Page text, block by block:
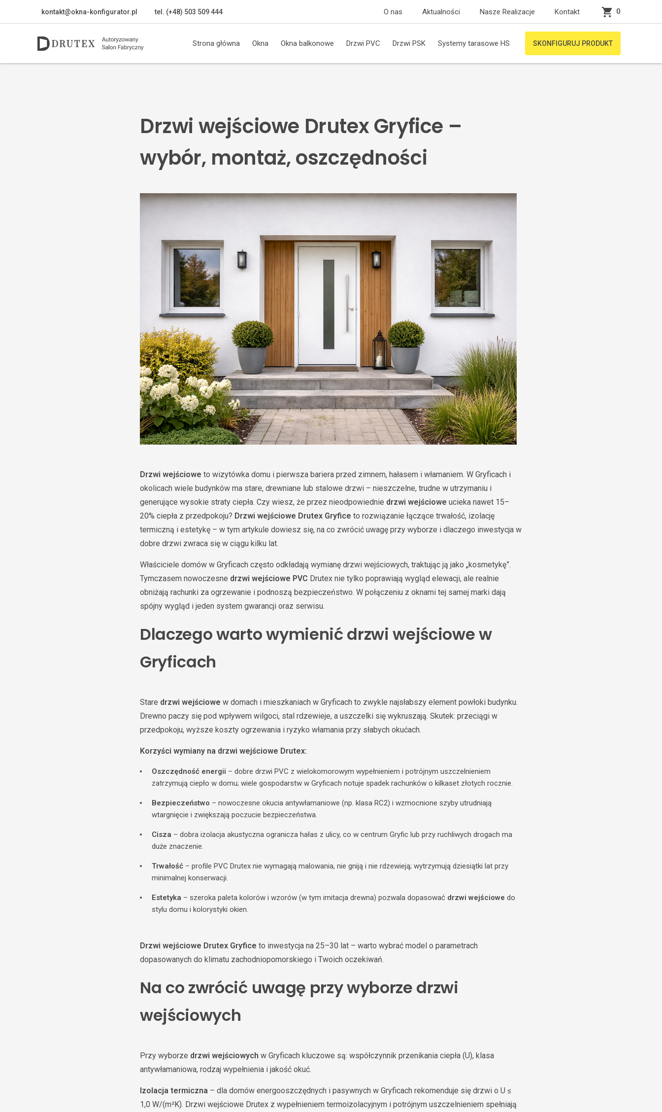
kontakt@okna-konfigurator.pl tel. (+48) 503 509 444 O nas Aktualności Nasze Realizacje Kontakt 0
Strona główna Okna Okna balkonowe Drzwi PVC Drzwi PSK Systemy tarasowe HS SKONFIGURUJ PRODUKT
Drzwi wejściowe Drutex Gryfice –
wybór, montaż, oszczędności
Drzwi wejściowe to wizytówka domu i pierwsza bariera przed zimnem, hałasem i włamaniem. W Gryficach i
okolicach wiele budynków ma stare, drewniane lub stalowe drzwi – nieszczelne, trudne w utrzymaniu i
generujące wysokie straty ciepła. Czy wiesz, że przez nieodpowiednie drzwi wejściowe ucieka nawet 15–
20% ciepła z przedpokoju? Drzwi wejściowe Drutex Gryfice to rozwiązanie łączące trwałość, izolację
termiczną i estetykę – w tym artykule dowiesz się, na co zwrócić uwagę przy wyborze i dlaczego inwestycja w
dobre drzwi zwraca się w ciągu kilku lat.
Właściciele domów w Gryficach często odkładają wymianę drzwi wejściowych, traktując ją jako „kosmetykę”.
Tymczasem nowoczesne drzwi wejściowe PVC Drutex nie tylko poprawiają wygląd elewacji, ale realnie
obniżają rachunki za ogrzewanie i podnoszą bezpieczeństwo. W połączeniu z oknami tej samej marki dają
spójny wygląd i jeden system gwarancji oraz serwisu.
Dlaczego warto wymienić drzwi wejściowe w
Gryficach
Stare drzwi wejściowe w domach i mieszkaniach w Gryficach to zwykle najsłabszy element powłoki budynku.
Drewno paczy się pod wpływem wilgoci, stal rdzewieje, a uszczelki się wykruszają. Skutek: przeciągi w
przedpokoju, wyższe koszty ogrzewania i ryzyko włamania przy słabych okućach.
Korzyści wymiany na drzwi wejściowe Drutex:
Oszczędność energii – dobre drzwi PVC z wielokomorowym wypełnieniem i potrójnym uszczelnieniem
zatrzymują ciepło w domu; wiele gospodarstw w Gryficach notuje spadek rachunków o kilkaset złotych rocznie.
Bezpieczeństwo – nowoczesne okucia antywłamaniowe (np. klasa RC2) i wzmocnione szyby utrudniają
wtargnięcie i zwiększają poczucie bezpieczeństwa.
Cisza – dobra izolacja akustyczna ogranicza hałas z ulicy, co w centrum Gryfic lub przy ruchliwych drogach ma
duże znaczenie.
Trwałość – profile PVC Drutex nie wymagają malowania, nie gniją i nie rdzewieją; wytrzymują dziesiątki lat przy
minimalnej konserwacji.
Estetyka – szeroka paleta kolorów i wzorów (w tym imitacja drewna) pozwala dopasować drzwi wejściowe do
stylu domu i kolorystyki okien.
Drzwi wejściowe Drutex Gryfice to inwestycja na 25–30 lat – warto wybrać model o parametrach
dopasowanych do klimatu zachodniopomorskiego i Twoich oczekiwań.
Na co zwrócić uwagę przy wyborze drzwi
wejściowych
Przy wyborze drzwi wejściowych w Gryficach kluczowe są: współczynnik przenikania ciepła (U), klasa
antywłamaniowa, rodzaj wypełnienia i jakość okuć.
Izolacja termiczna – dla domów energooszczędnych i pasywnych w Gryficach rekomenduje się drzwi o U ≤
1,0 W/(m²K). Drzwi wejściowe Drutex z wypełnieniem termoizolacyjnym i potrójnym uszczelnieniem spełniają